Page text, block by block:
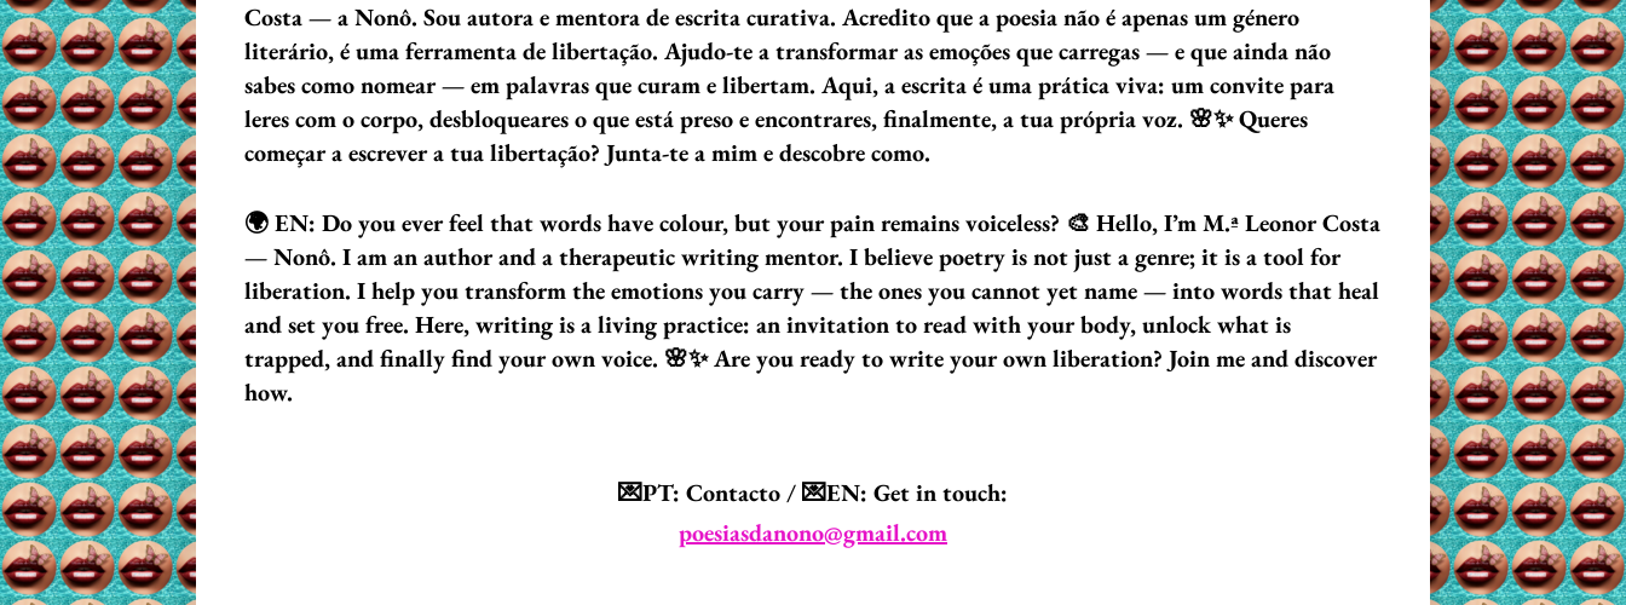
Costa — a Nonô. Sou autora e mentora de escrita curativa. Acredito que a poesia não é apenas um género
literário, é uma ferramenta de libertação. Ajudo-te a transformar as emoções que carregas — e que ainda não
sabes como nomear — em palavras que curam e libertam. Aqui, a escrita é uma prática viva: um convite para
leres com o corpo, desbloqueares o que está preso e encontrares, finalmente, a tua própria voz. 🌸✨ Queres
começar a escrever a tua libertação? Junta-te a mim e descobre como.
🌍 EN: Do you ever feel that words have colour, but your pain remains voiceless? 🎨 Hello, I’m M.ª Leonor Costa
— Nonô. I am an author and a therapeutic writing mentor. I believe poetry is not just a genre; it is a tool for
liberation. I help you transform the emotions you carry — the ones you cannot yet name — into words that heal
and set you free. Here, writing is a living practice: an invitation to read with your body, unlock what is
trapped, and finally find your own voice. 🌸✨ Are you ready to write your own liberation? Join me and discover
how.
💌PT: Contacto / 💌EN: Get in touch:
poesiasdanono@gmail.com